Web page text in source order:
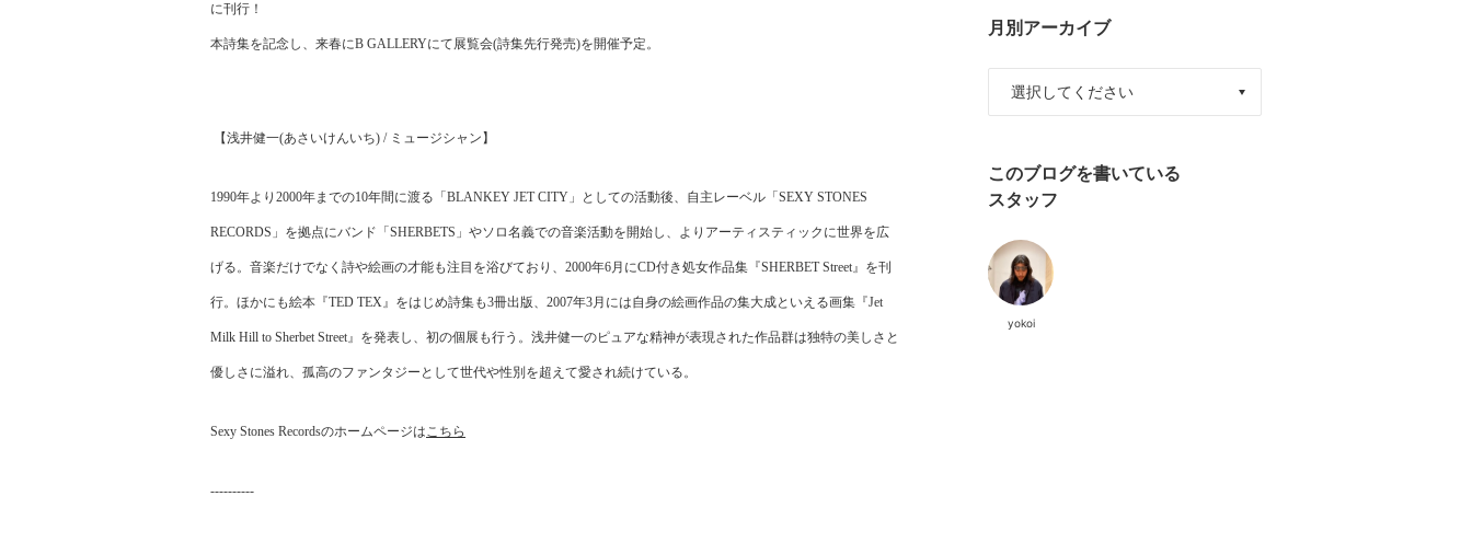
に刊行！
本詩集を記念し、来春にB GALLERYにて展覧会(詩集先行発売)を開催予定。
【浅井健一(あさいけんいち) / ミュージシャン】
1990年より 2000年までの10年間に渡る「 BLANKEY JET CITY 」としての活動後、自主レーベル「 SEXY STONES
RECORDS 」を拠点にバンド「 SHERBETS 」やソロ名義での音楽活動を開始し、よりアーティスティックに世界を広
げる。音楽だけでなく詩や絵画の才能も注目を浴びており、 2000年6月にCD付き処女作品集『SHERBET Street』を刊
行。ほかにも絵本『TED TEX』をはじめ詩集も3冊出版、 2007年3月には自身の絵画作品の集大成といえる画集『Jet
Milk Hill to Sherbet Street』を発表し、 初の個展も行う。浅井健一のピュアな精神が表現された作品群は独特の美しさと
優しさに溢れ、孤高のファンタジーとして世代や性別を超えて愛され続けている。
Sexy Stones Recordsのホームページはこちら
----------
月別アーカイブ
このブログを書いている
スタッフ
yokoi